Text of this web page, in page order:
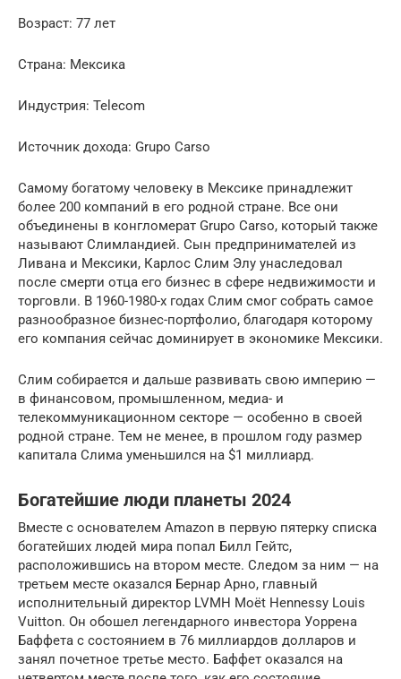
Возраст: 77 лет
Страна: Мексика
Индустрия: Telecom
Источник дохода: Grupo Carso
Самому богатому человеку в Мексике принадлежит
более 200 компаний в его родной стране. Все они
объединены в конгломерат Grupo Carso, который также
называют Слимландией. Сын предпринимателей из
Ливана и Мексики, Карлос Слим Элу унаследовал
после смерти отца его бизнес в сфере недвижимости и
торговли. В 1960-1980-х годах Слим смог собрать самое
разнообразное бизнес-портфолио, благодаря которому
его компания сейчас доминирует в экономике Мексики.
Слим собирается и дальше развивать свою империю —
в финансовом, промышленном, медиа- и
телекоммуникационном секторе — особенно в своей
родной стране. Тем не менее, в прошлом году размер
капитала Слима уменьшился на $1 миллиард.
Богатейшие люди планеты 2024
Вместе с основателем Amazon в первую пятерку списка
богатейших людей мира попал Билл Гейтс,
расположившись на втором месте. Следом за ним — на
третьем месте оказался Бернар Арно, главный
исполнительный директор LVMH Moët Hennessy Louis
Vuitton. Он обошел легендарного инвестора Уоррена
Баффета с состоянием в 76 миллиардов долларов и
занял почетное третье место. Баффет оказался на